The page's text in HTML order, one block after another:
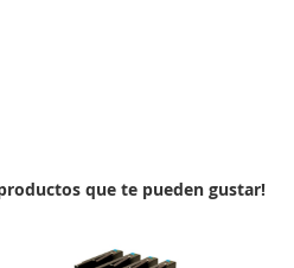
que te pueden gustar!